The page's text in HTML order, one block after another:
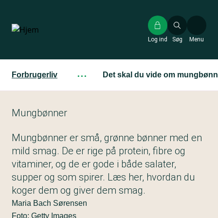
hovedindhold
Søg
Log ind Menu
Forbrugerliv ··· Det skal du vide om
Mungbønner
Mungbønner er små, grønne bønner med en
mild smag. De er rige på protein, fibre og
vitaminer, og de er gode i både salater,
supper og som spirer. Læs her, hvordan du
koger dem og giver dem smag.
Maria Bach Sørensen
Foto: Getty Images